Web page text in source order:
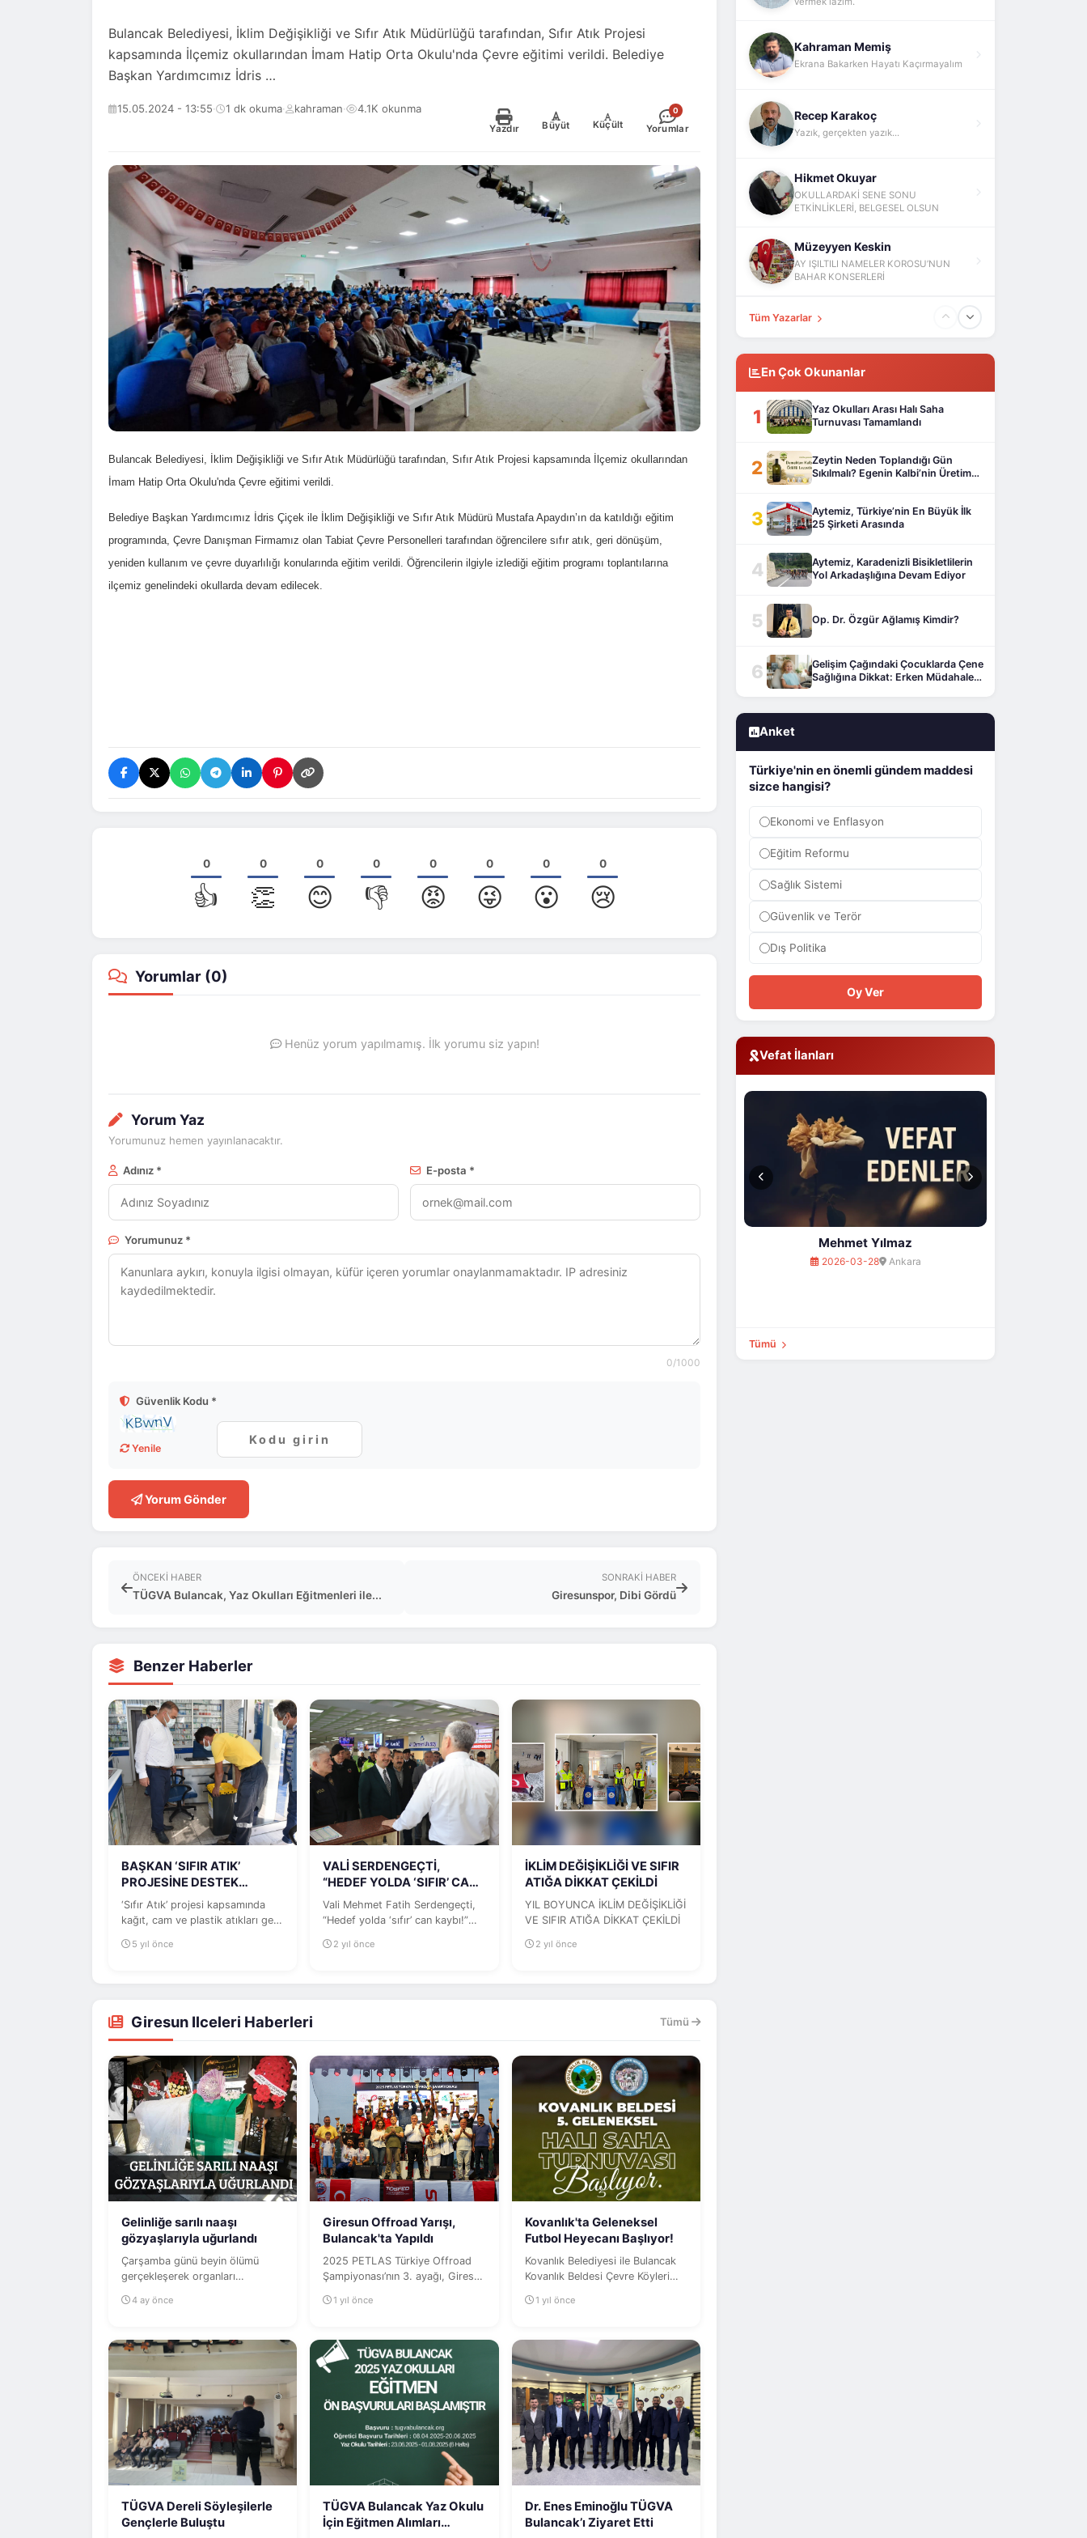
Bulancak Belediyesi, İklim Değişikliği ve Sıfır Atık Müdürlüğü tarafından, Sıfır Atık Projesi
kapsamında İlçemiz okullarından İmam Hatip Orta Okulu'nda Çevre eğitimi verildi. Belediye
Başkan Yardımcımız İdris …
15.05.2024 - 13:55· 1 dk okuma· kahraman· 4.1K okunma
Yazdır
+
Büyüt
-
Küçült
0
Yorumlar
Bulancak Belediyesi, İklim Değişikliği ve Sıfır Atık Müdürlüğü tarafından, Sıfır Atık Projesi kapsamında İlçemiz okullarından
İmam Hatip Orta Okulu'nda Çevre eğitimi verildi.
Belediye Başkan Yardımcımız İdris Çiçek ile İklim Değişikliği ve Sıfır Atık Müdürü Mustafa Apaydın’ın da katıldığı eğitim
programında, Çevre Danışman Firmamız olan Tabiat Çevre Personelleri tarafından öğrencilere sıfır atık, geri dönüşüm,
yeniden kullanım ve çevre duyarlılığı konularında eğitim verildi. Öğrencilerin ilgiyle izlediği eğitim programı toplantılarına
ilçemiz genelindeki okullarda devam edilecek.
0
👍
0
👏
0
😊
0
👎
0
😡
0
😜
0
😮
0
😢
Yorumlar (0)
Henüz yorum yapılmamış. İlk yorumu siz yapın!
Yorum Yaz
Yorumunuz hemen yayınlanacaktır.
Adınız * E-posta *
Yorumunuz *
0/1000
Güvenlik Kodu *
Yenile
Yorum Gönder
ÖNCEKI HABER
TÜGVA Bulancak, Yaz Okulları Eğitmenleri ile...
SONRAKI HABER
Giresunspor, Dibi Gördü
Benzer Haberler
BAŞKAN ‘SIFIR ATIK’
PROJESİNE DESTEK
ÇAĞRISI YAPTI
‘Sıfır Atık’ projesi kapsamında
kağıt, cam ve plastik atıkları geri
5 yıl önce
VALİ SERDENGEÇTİ,
“HEDEF YOLDA ‘SIFIR’ CAN
KAYBI!”
Vali Mehmet Fatih Serdengeçti,
“Hedef yolda ‘sıfır’ can kaybı!”
2 yıl önce
İKLİM DEĞİŞİKLİĞİ VE SIFIR
ATIĞA DİKKAT ÇEKİLDİ
YIL BOYUNCA İKLİM DEĞİŞİKLİĞİ
VE SIFIR ATIĞA DİKKAT ÇEKİLDİ
2 yıl önce
Giresun Ilceleri Haberleri Tümü
Gelinliğe sarılı naaşı
gözyaşlarıyla uğurlandı
Çarşamba günü beyin ölümü
gerçekleşerek organları
Memiş, tabutuna...
4 ay önce
Giresun Offroad Yarışı,
Bulancak'ta Yapıldı
2025 PETLAS Türkiye Offroad
Şampiyonası’nın 3. ayağı, Giresun
tarafından...
1 yıl önce
Kovanlık'ta Geleneksel
Futbol Heyecanı Başlıyor!
Kovanlık Belediyesi ile Bulancak
Kovanlık Beldesi Çevre Köyleri
Derneği...
1 yıl önce
TÜGVA Dereli Söyleşilerle
Gençlerle Buluştu
TÜGVA Bulancak Yaz Okulu
İçin Eğitmen Alımları
Dr. Enes Eminoğlu TÜGVA
Bulancak’ı Ziyaret Etti
Kahraman Memiş
Ekrana Bakarken Hayatı Kaçırmayalım
Recep Karakoç
Yazık, gerçekten yazık...
Hikmet Okuyar
OKULLARDAKİ SENE SONU
ETKİNLİKLERİ, BELGESEL OLSUN
Müzeyyen Keskin
AY IŞILTILI NAMELER KOROSU’NUN
BAHAR KONSERLERİ
Fatih Yokuş
Tüm Yazarlar
En Çok Okunanlar
1
Yaz Okulları Arası Halı Saha
Turnuvası Tamamlandı
2
Zeytin Neden Toplandığı Gün
Sıkılmalı? Egenin Kalbi’nin Üretim
3
Aytemiz, Türkiye’nin En Büyük İlk
25 Şirketi Arasında
4
Aytemiz, Karadenizli Bisikletlilerin
Yol Arkadaşlığına Devam Ediyor
5 Op. Dr. Özgür Ağlamış Kimdir?
6
Gelişim Çağındaki Çocuklarda Çene
Sağlığına Dikkat: Erken Müdahale
Anket
Türkiye'nin en önemli gündem maddesi
sizce hangisi?
Ekonomi ve Enflasyon
Eğitim Reformu
Sağlık Sistemi
Güvenlik ve Terör
Dış Politika
Oy Ver
Vefat İlanları
Mehmet Yılmaz
2026-03-28 Ankara
Tümü